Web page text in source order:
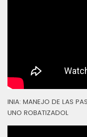
INIA: MANEJO DE LAS
UNO ROBATIZADOL